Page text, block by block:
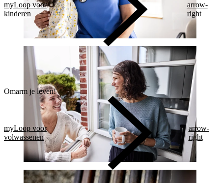
myLoop voor
kinderen
arrow-
right
Omarm je leven!
myLoop voor
volwassenen
arrow-
right